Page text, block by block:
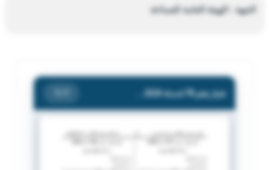
الجهة : الهيئة العامة للصناعة